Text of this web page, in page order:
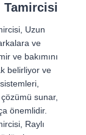
Tamircisi
Uzun
ve
ve bakımını
belirliyor ve
sunar,
önemlidir.
Raylı